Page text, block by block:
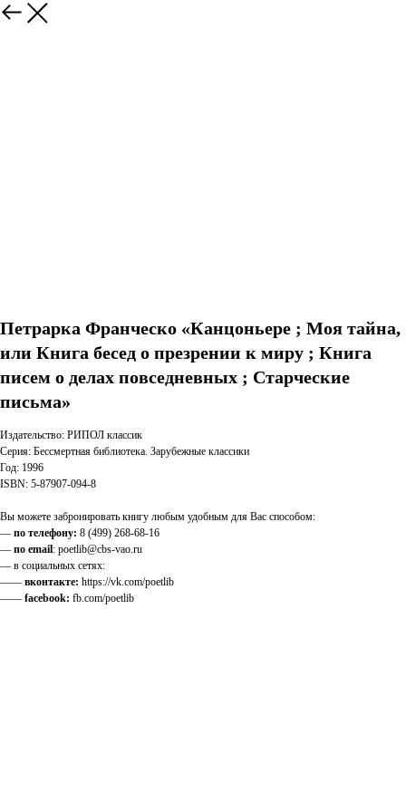
Петрарка Франческо «Канцоньере ; Моя тайна,
или Книга бесед о презрении к миру ; Книга
писем о делах повседневных ; Старческие
письма»
Издательство: РИПОЛ классик
Серия: Бессмертная библиотека. Зарубежные классики
Год: 1996
ISBN: 5-87907-094-8
Вы можете забронировать книгу любым удобным для Вас способом:
— по телефону: 8 (499) 268-68-16
— по email: poetlib@cbs-vao.ru
— в социальных сетях:
—— вконтакте: https://vk.com/poetlib
—— facebook: fb.com/poetlib